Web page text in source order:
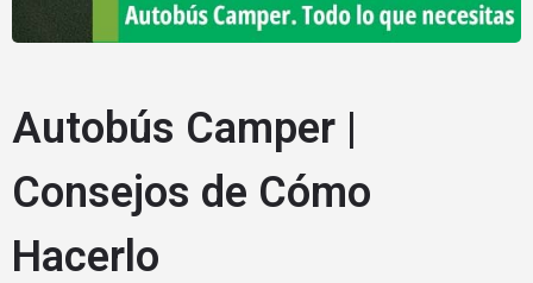
Autobús Camper |
Consejos de Cómo
Hacerlo